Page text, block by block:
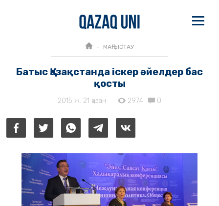
МАҢҒЫСТАУ
Батыс Қазақстанда іскер әйелдер бас
қосты
2015 ж. 21 қазан 2974 0